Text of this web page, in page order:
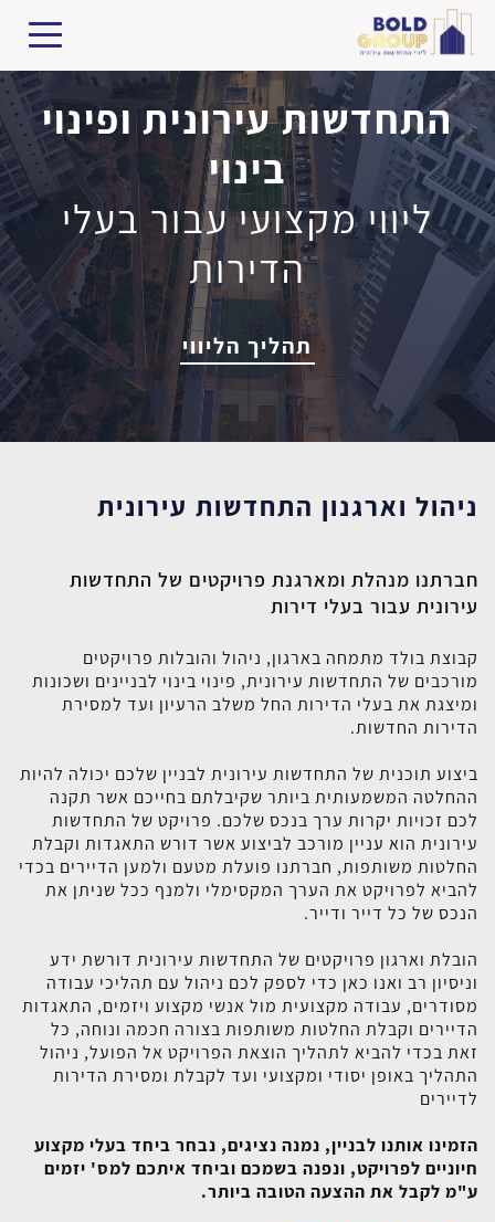
התחדשות עירונית ופינוי
בינוי
ליווי מקצועי עבור בעלי
הדירות
תהליך הליווי
ניהול וארגנון התחדשות עירונית
חברתנו מנהלת ומארגנת פרויקטים של התחדשות
עירונית עבור בעלי דירות
קבוצת בולד מתמחה בארגון, ניהול והובלות פרויקטים
מורכבים של התחדשות עירונית, פינוי בינוי לבניינים ושכונות
ומיצגת את בעלי הדירות החל משלב הרעיון ועד למסירת
הדירות החדשות.
ביצוע תוכנית של התחדשות עירונית לבניין שלכם יכולה להיות
ההחלטה המשמעותית ביותר שקיבלתם בחייכם אשר תקנה
לכם זכויות יקרות ערך בנכס שלכם. פרויקט של התחדשות
עירונית הוא עניין מורכב לביצוע אשר דורש התאגדות וקבלת
החלטות משותפות, חברתנו פועלת מטעם ולמען הדיירים בכדי
להביא לפרויקט את הערך המקסימלי ולמנף ככל שניתן את
הנכס של כל דייר ודייר.
הובלת וארגון פרויקטים של התחדשות עירונית דורשת ידע
וניסיון רב ואנו כאן כדי לספק לכם ניהול עם תהליכי עבודה
מסודרים, עבודה מקצועית מול אנשי מקצוע ויזמים, התאגדות
הדיירים וקבלת החלטות משותפות בצורה חכמה ונוחה, כל
זאת בכדי להביא לתהליך הוצאת הפרויקט אל הפועל, ניהול
התהליך באופן יסודי ומקצועי ועד לקבלת ומסירת הדירות
לדיירים
הזמינו אותנו לבניין, נמנה נציגים, נבחר ביחד בעלי מקצוע
חיוניים לפרויקט, ונפנה בשמכם וביחד איתכם למס' יזמים
ע"מ לקבל את ההצעה הטובה ביותר.